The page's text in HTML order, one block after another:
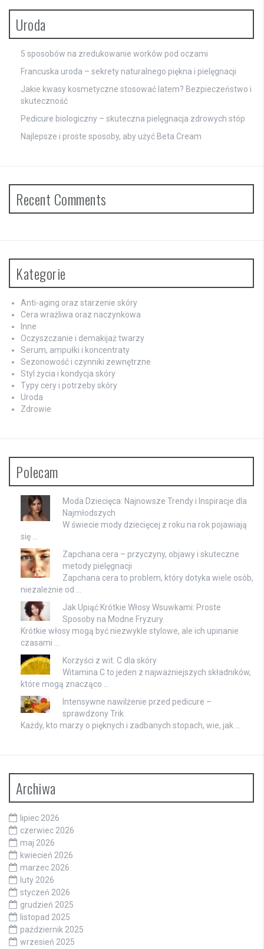
Uroda
5 sposobów na zredukowanie worków pod oczami
Francuska uroda – sekrety naturalnego piękna i pielęgnacji
Jakie kwasy kosmetyczne stosować latem? Bezpieczeństwo i
skuteczność
Pedicure biologiczny – skuteczna pielęgnacja zdrowych stóp
Najlepsze i proste sposoby, aby użyć Beta Cream
Recent Comments
Kategorie
Anti-aging oraz starzenie skóry
Cera wrażliwa oraz naczynkowa
Inne
Oczyszczanie i demakijaż twarzy
Serum, ampułki i koncentraty
Sezonowość i czynniki zewnętrzne
Styl życia i kondycja skóry
Typy cery i potrzeby skóry
Uroda
Zdrowie
Polecam
Moda Dziecięca: Najnowsze Trendy i Inspiracje dla
Najmłodszych
W świecie mody dziecięcej z roku na rok pojawiają
się …
Zapchana cera – przyczyny, objawy i skuteczne
metody pielęgnacji
Zapchana cera to problem, który dotyka wiele osób,
niezależnie od …
Jak Upiąć Krótkie Włosy Wsuwkami: Proste
Sposoby na Modne Fryzury
Krótkie włosy mogą być niezwykle stylowe, ale ich upinanie
czasami …
Korzyści z wit. C dla skóry
Witamina C to jeden z najważniejszych składników,
które mogą znacząco …
Intensywne nawilżenie przed pedicure –
sprawdzony Trik
Każdy, kto marzy o pięknych i zadbanych stopach, wie, jak …
Archiwa
lipiec 2026
czerwiec 2026
maj 2026
kwiecień 2026
marzec 2026
luty 2026
styczeń 2026
grudzień 2025
listopad 2025
październik 2025
wrzesień 2025